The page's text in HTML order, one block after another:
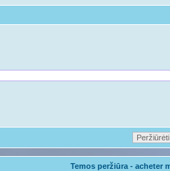
Temos peržiūra - acheter